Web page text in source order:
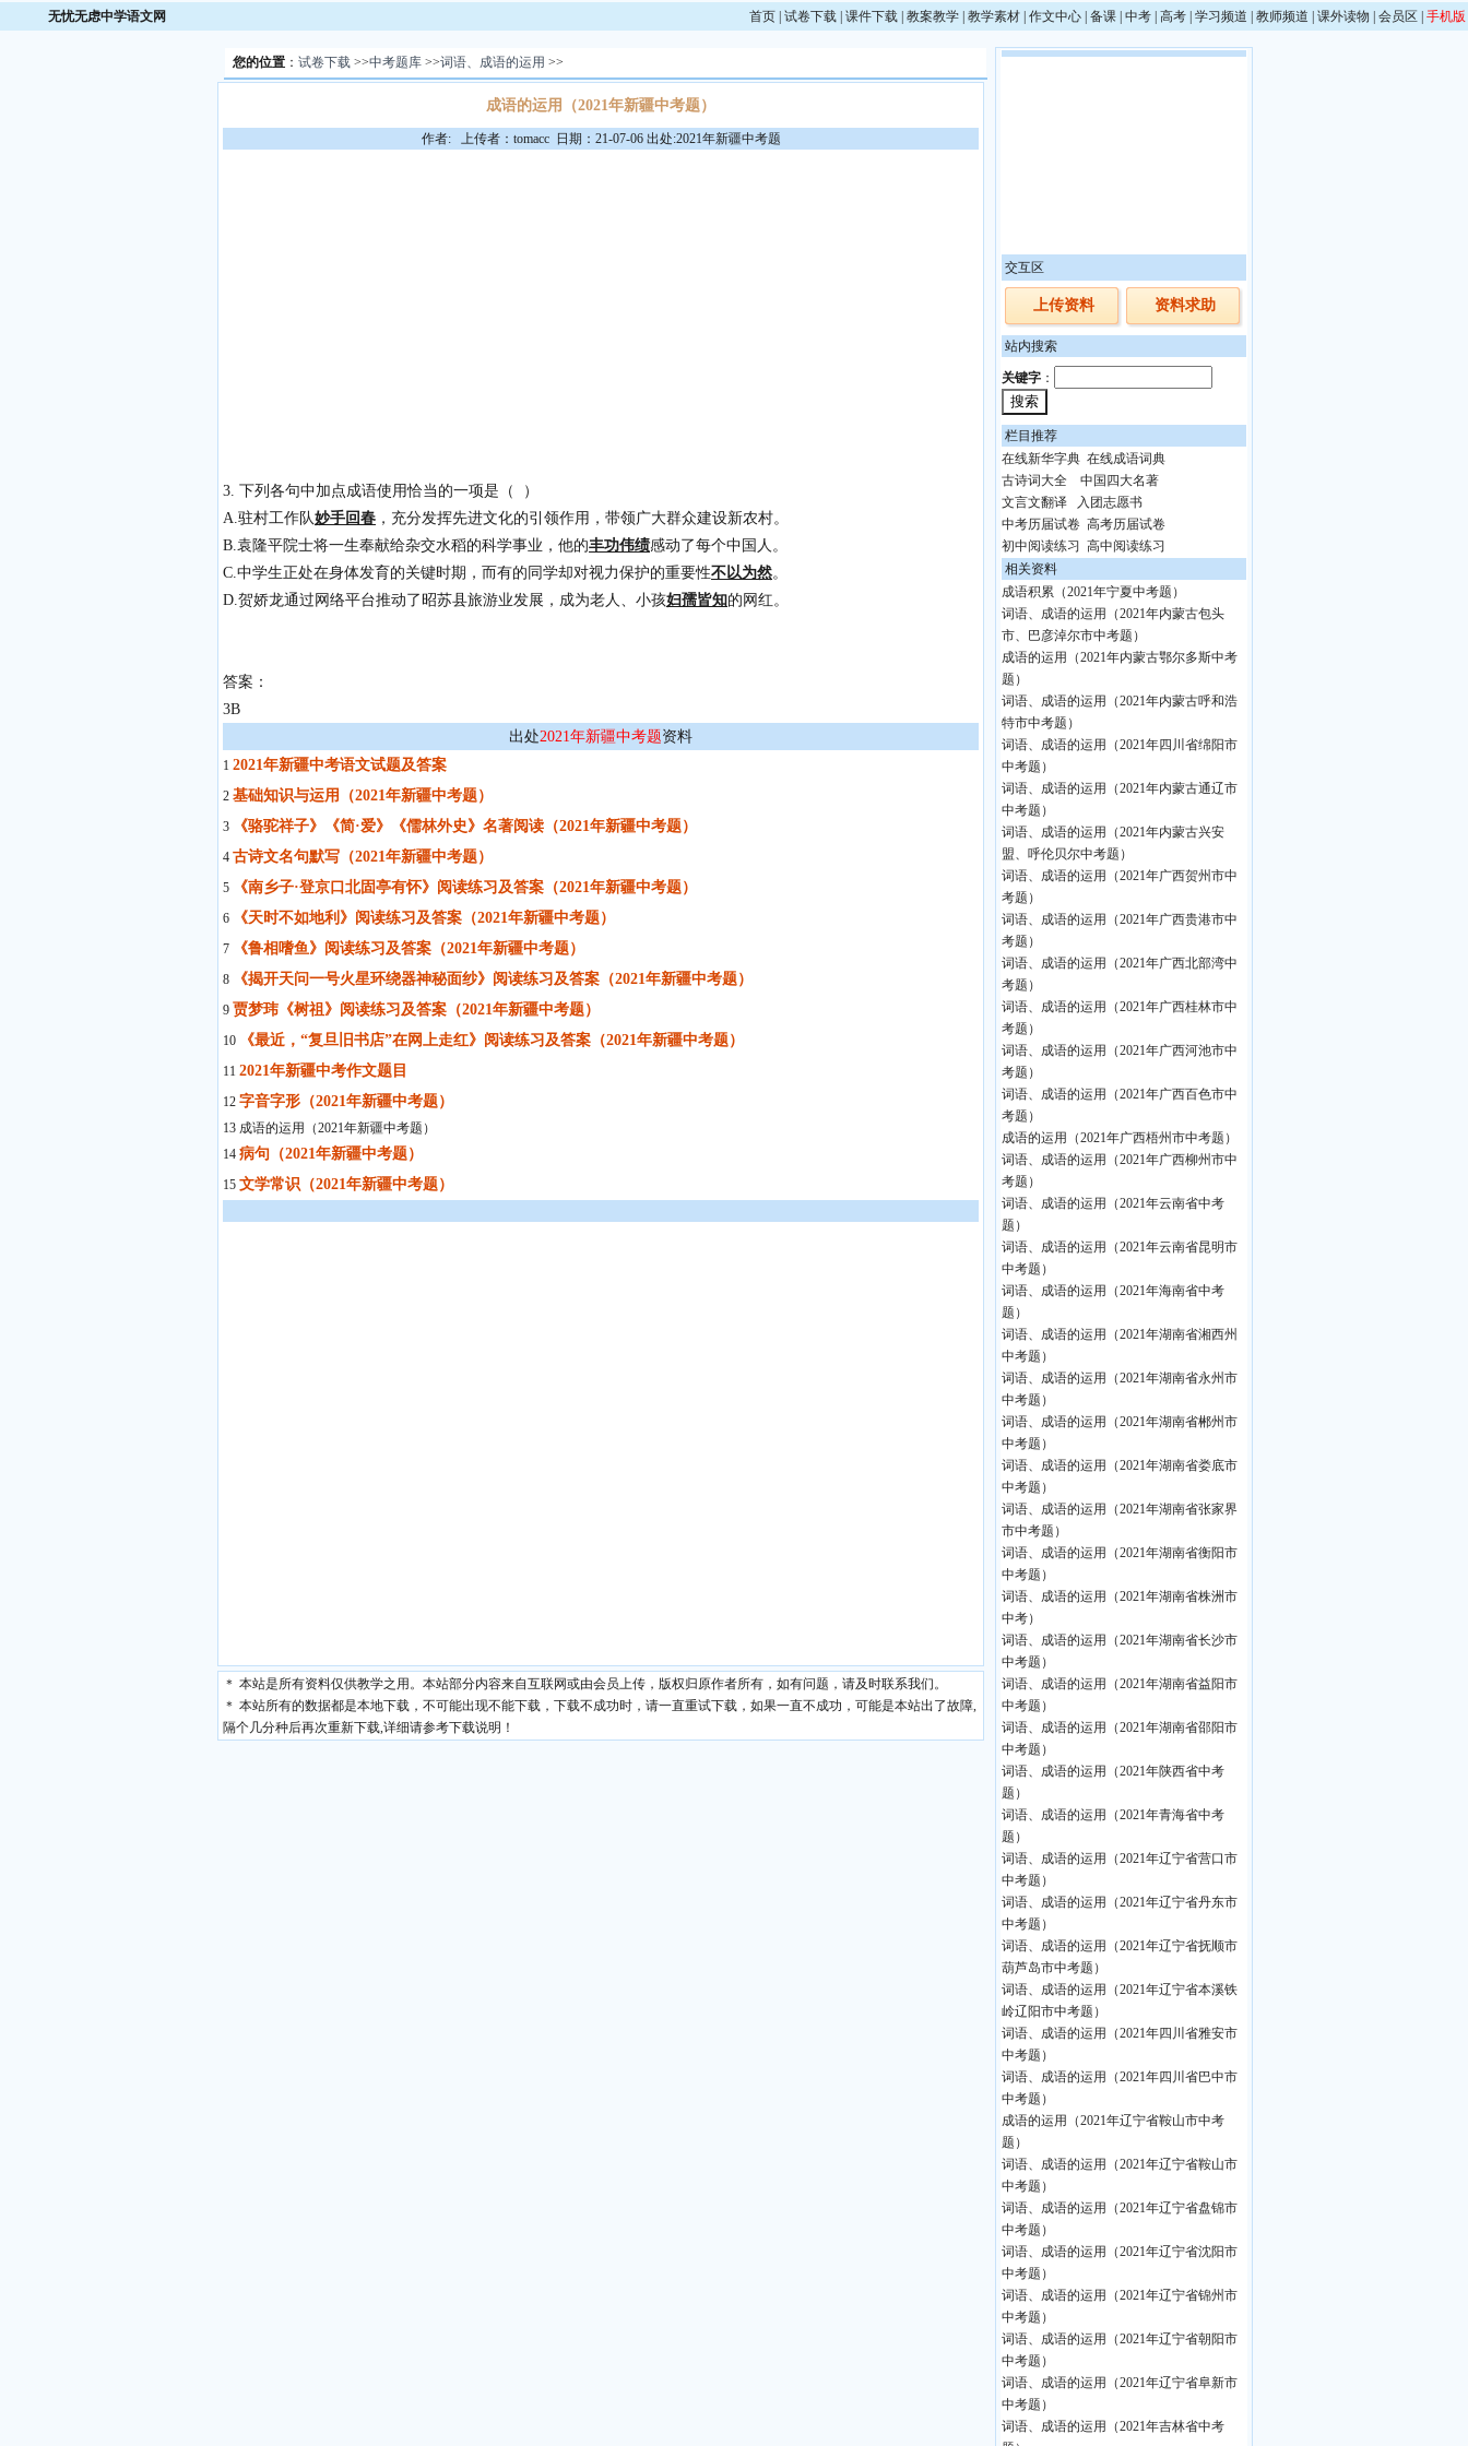
无忧无虑中学语文网 首页 试卷下载 课件下载 教案教学 教学素材 作文中心 备课 中考 高考 学习频道 教师频道 课外读物 会员区 手机版
您的位置： 试卷下载>>中考题库>>词语、成语的运用 >>
成语的运用（2021年新疆中考题）
作者: 上传者：tomacc 日期：21-07-06 出处:2021年新疆中考题
3. 下列各句中加点成语使用恰当的一项是（ ）
A.驻村工作队妙手回春 ，充分发挥先进文化的引领作用，带领广大群众建设新农村。
B.袁隆平院士将一生奉献给杂交水稻的科学事业，他的丰功伟绩感动了每个中国人。
C.中学生正处在身体发育的关键时期，而有的同学却对视力保护的重要性不以为然。
D.贺娇龙通过网络平台推动了昭苏县旅游业发展，成为老人、小孩妇孺皆知的网红。
答案：
3B
出处2021年新疆中考题资料
1 2021年新疆中考语文试题及答案
2 基础知识与运用（2021年新疆中考题）
3 《骆驼祥子》《简·爱》《儒林外史》名著阅读（2021年新疆中考题）
4 古诗文名句默写（2021年新疆中考题）
5 《南乡子·登京口北固亭有怀》阅读练习及答案（2021年新疆中考题）
6 《天时不如地利》阅读练习及答案（2021年新疆中考题）
7 《鲁相嗜鱼》阅读练习及答案（2021年新疆中考题）
8 《揭开天问一号火星环绕器神秘面纱》阅读练习及答案（2021年新疆中考题）
9 贾梦玮《树祖》阅读练习及答案（2021年新疆中考题）
10 《最近，“复旦旧书店”在网上走红》阅读练习及答案（2021年新疆中考题）
11 2021年新疆中考作文题目
12 字音字形（2021年新疆中考题）
13 成语的运用（2021年新疆中考题）
14 病句（2021年新疆中考题）
15 文学常识（2021年新疆中考题）
＊ 本站是所有资料仅供教学之用。本站部分内容来自互联网或由会员上传，版权归原作者所有，如有问题，请及时联系我们。
＊ 本站所有的数据都是本地下载，不可能出现不能下载，下载不成功时，请一直重试下载，如果一直不成功，可能是本站出了故障,
隔个几分种后再次重新下载,详细请参考下载说明！
交互区
上传资料 资料求助
站内搜索
关键字 ：
栏目推荐
在线新华字典 在线成语词典
古诗词大全
中国四大名著
文言文翻译
入团志愿书
中考历届试卷 高考历届试卷
初中阅读练习
高中阅读练习
相关资料
成语积累（2021年宁夏中考题）
词语、成语的运用（2021年内蒙古包头
市、巴彦淖尔市中考题）
成语的运用（2021年内蒙古鄂尔多斯中考
题）
词语、成语的运用（2021年内蒙古呼和浩
特市中考题）
词语、成语的运用（2021年四川省绵阳市
中考题）
词语、成语的运用（2021年内蒙古通辽市
中考题）
词语、成语的运用（2021年内蒙古兴安
盟、呼伦贝尔中考题）
词语、成语的运用（2021年广西贺州市中
考题）
词语、成语的运用（2021年广西贵港市中
考题）
词语、成语的运用（2021年广西北部湾中
考题）
词语、成语的运用（2021年广西桂林市中
考题）
词语、成语的运用（2021年广西河池市中
考题）
词语、成语的运用（2021年广西百色市中
考题）
成语的运用（2021年广西梧州市中考题）
词语、成语的运用（2021年广西柳州市中
考题）
词语、成语的运用（2021年云南省中考
题）
词语、成语的运用（2021年云南省昆明市
中考题）
词语、成语的运用（2021年海南省中考
题）
词语、成语的运用（2021年湖南省湘西州
中考题）
词语、成语的运用（2021年湖南省永州市
中考题）
词语、成语的运用（2021年湖南省郴州市
中考题）
词语、成语的运用（2021年湖南省娄底市
中考题）
词语、成语的运用（2021年湖南省张家界
市中考题）
词语、成语的运用（2021年湖南省衡阳市
中考题）
词语、成语的运用（2021年湖南省株洲市
中考）
词语、成语的运用（2021年湖南省长沙市
中考题）
词语、成语的运用（2021年湖南省益阳市
中考题）
词语、成语的运用（2021年湖南省邵阳市
中考题）
词语、成语的运用（2021年陕西省中考
题）
词语、成语的运用（2021年青海省中考
题）
词语、成语的运用（2021年辽宁省营口市
中考题）
词语、成语的运用（2021年辽宁省丹东市
中考题）
词语、成语的运用（2021年辽宁省抚顺市
葫芦岛市中考题）
词语、成语的运用（2021年辽宁省本溪铁
岭辽阳市中考题）
词语、成语的运用（2021年四川省雅安市
中考题）
词语、成语的运用（2021年四川省巴中市
中考题）
成语的运用（2021年辽宁省鞍山市中考
题）
词语、成语的运用（2021年辽宁省鞍山市
中考题）
词语、成语的运用（2021年辽宁省盘锦市
中考题）
词语、成语的运用（2021年辽宁省沈阳市
中考题）
词语、成语的运用（2021年辽宁省锦州市
中考题）
词语、成语的运用（2021年辽宁省朝阳市
中考题）
词语、成语的运用（2021年辽宁省阜新市
中考题）
词语、成语的运用（2021年吉林省中考